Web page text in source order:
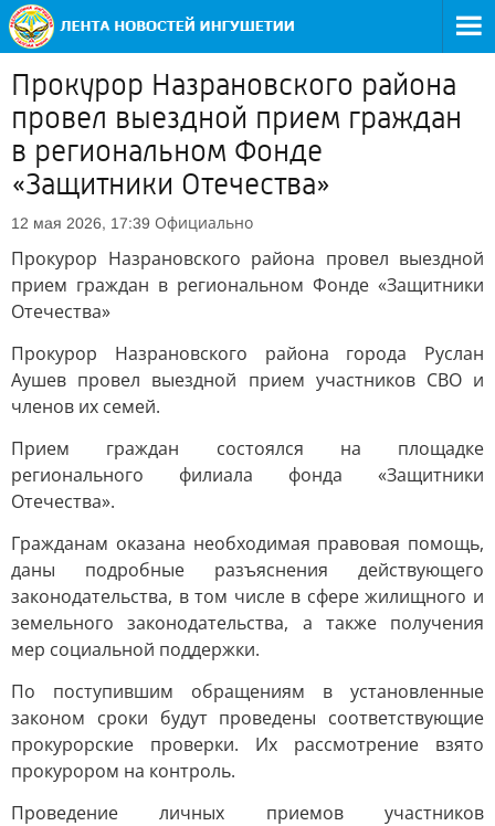
Прокурор Назрановского района
провел выездной прием граждан
в региональном Фонде
«Защитники Отечества»
12 мая 2026, 17:39 Официально
Прокурор Назрановского района провел выездной
прием граждан в региональном Фонде «Защитники
Отечества»
Прокурор Назрановского района города Руслан
Аушев провел выездной прием участников СВО и
членов их семей.
Прием граждан состоялся на площадке
регионального филиала фонда «Защитники
Отечества».
Гражданам оказана необходимая правовая помощь,
даны подробные разъяснения действующего
законодательства, в том числе в сфере жилищного и
земельного законодательства, а также получения
мер социальной поддержки.
По поступившим обращениям в установленные
законом сроки будут проведены соответствующие
прокурорские проверки. Их рассмотрение взято
прокурором на контроль.
Проведение личных приемов участников